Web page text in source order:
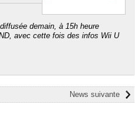
demain, à 15h heure
avec cette fois des infos Wii U
News suivante